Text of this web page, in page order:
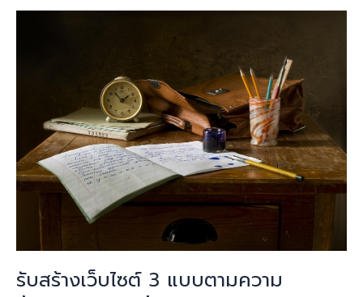
รับสร้างเว็บไซต์ 3 แบบตามความ
ความ
ต้องการ
ลูกค้า